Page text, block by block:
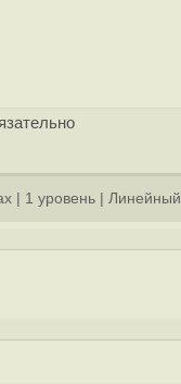
1 уровень Линейный